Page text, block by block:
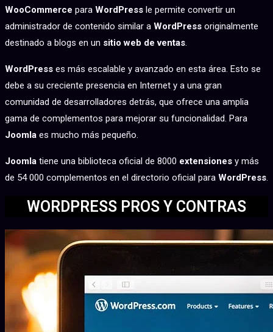
WooCommerce para WordPress le permite convertir un
administrador de contenido similar a WordPress originalmente
destinado a blogs en un sitio web de ventas.
WordPress es más escalable y avanzado en esta área. Esto se
debe a su creciente presencia en Internet y a una gran
comunidad de desarrolladores detrás, que ofrece una amplia
gama de complementos para mejorar su funcionalidad. Para
Joomla es mucho más pequeño.
Joomla tiene una biblioteca oficial de 8000 extensiones y más
de 54 000 complementos en el directorio oficial para WordPress.
WORDPRESS PROS Y CONTRAS